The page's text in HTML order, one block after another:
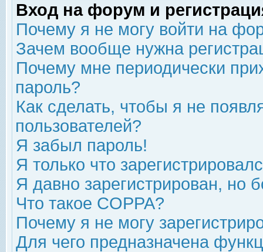
Вход на форум и
Почему я не могу войти на
Зачем вообще нужна
Почему мне периодически
пароль?
Как сделать, чтобы я не
пользователей?
Я забыл пароль!
Я только что
Я давно зарегистрирован, но
Что такое COPPA?
Почему я не могу
Для чего предназначена